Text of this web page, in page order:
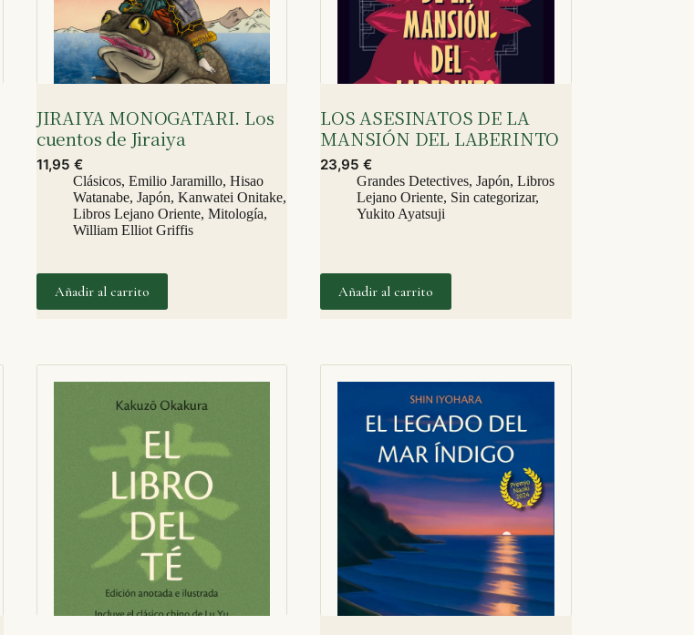
JIRAIYA MONOGATARI. Los
cuentos de Jiraiya
11,95 €
Clásicos, Emilio Jaramillo, Hisao
Watanabe, Japón, Kanwatei Onitake,
Libros Lejano Oriente, Mitología,
William Elliot Griffis
Añadir al carrito
LOS ASESINATOS DE LA
MANSIÓN DEL LABERINTO
23,95€
Grandes Detectives,Japón,Libros
Lejano Oriente, Sin categorizar,
Yukito Ayatsuji
Añadir al carrito